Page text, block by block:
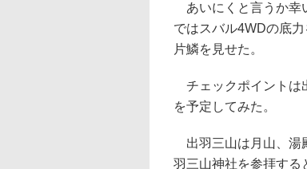
あいにくと言うか幸
ではスバル4WDの底
片鱗を見せた。
チェックポイントは
を予定してみた。
出羽三山は月山、湯
羽三山神社を参拝する